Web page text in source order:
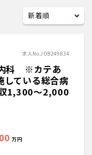
求人No.JOB249834
内科 ※カテあ
ている総合病
1,300〜2,000
万円